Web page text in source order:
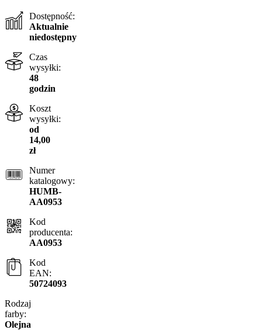
Dostępność:
Aktualnie
niedostępny
Czas
wysyłki:
48
godzin
Koszt
wysyłki:
od
14,00
zł
Numer
katalogowy:
HUMB-
AA0953
Kod
producenta:
AA0953
Kod
EAN:
50724093
Rodzaj
farby:
Olejna